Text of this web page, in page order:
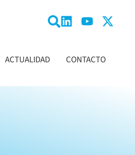
ACTUALIDAD CONTACTO